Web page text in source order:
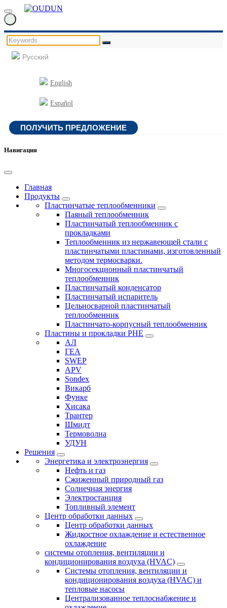
Русский
English
Español
ПОЛУЧИТЬ ПРЕДЛОЖЕНИЕ
Навигация
Главная
Продукты
Пластинчатые теплообменники
Паяный теплообменник
Пластинчатый теплообменник с
прокладками
Теплообменник из нержавеющей стали с
пластинчатыми пластинами, изготовленный
методом термосварки.
Многосекционный пластинчатый
теплообменник
Пластинчатый конденсатор
Пластинчатый испаритель
Цельносварной пластинчатый
теплообменник
Пластинчато-корпусный теплообменник
Пластины и прокладки PHE
АЛ
ГЕА
SWEP
APV
Sondex
Викарб
Функе
Хисака
Трантер
Шмидт
Термоволна
УДУН
Решения
Энергетика и электроэнергия
Нефть и газ
Сжиженный природный газ
Солнечная энергия
Электростанция
Топливный элемент
Центр обработки данных
Центр обработки данных
Жидкостное охлаждение и естественное
охлаждение
системы отопления, вентиляции и
кондиционирования воздуха (HVAC)
Системы отопления, вентиляции и
кондиционирования воздуха (HVAC) и
тепловые насосы
Централизованное теплоснабжение и